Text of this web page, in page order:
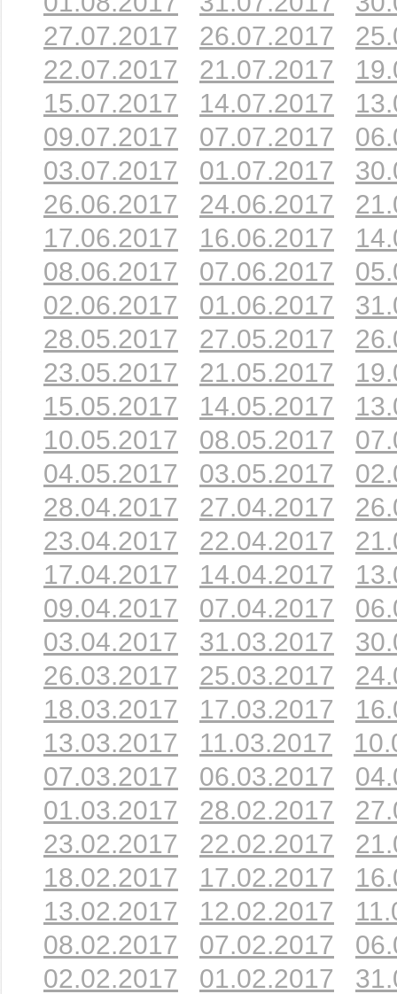
27.07.2017
26.07.2017
22.07.2017
21.07.2017
15.07.2017
14.07.2017
09.07.2017
07.07.2017
03.07.2017
01.07.2017
26.06.2017
24.06.2017
17.06.2017
16.06.2017
08.06.2017
07.06.2017
02.06.2017
01.06.2017
28.05.2017
27.05.2017
23.05.2017
21.05.2017
15.05.2017
14.05.2017
10.05.2017
08.05.2017
04.05.2017
03.05.2017
28.04.2017
27.04.2017
23.04.2017
22.04.2017
17.04.2017
14.04.2017
09.04.2017
07.04.2017
03.04.2017
31.03.2017
26.03.2017
25.03.2017
18.03.2017
17.03.2017
13.03.2017
11.03.2017
07.03.2017
06.03.2017
01.03.2017
28.02.2017
23.02.2017
22.02.2017
18.02.2017
17.02.2017
13.02.2017
12.02.2017
08.02.2017
07.02.2017
02.02.2017
01.02.2017